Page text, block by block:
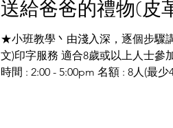
送給爸爸的禮物(皮
★小班教學丶由淺入深，逐個步驟
文)印字服務 適合8歲或以上人士參
時間 : 2:00 - 5:00pm 名額 : 8人(最